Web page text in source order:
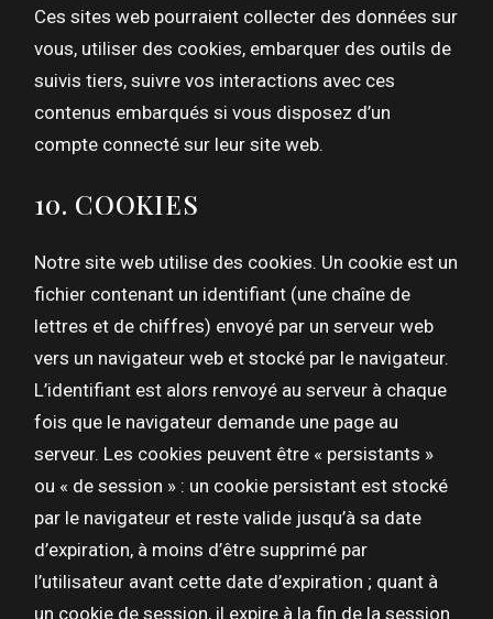
Ces sites web pourraient collecter des données sur
vous, utiliser des cookies, embarquer des outils de
suivis tiers, suivre vos interactions avec ces
contenus embarqués si vous disposez d’un
compte connecté sur leur site web.
10. COOKIES
Notre site web utilise des cookies. Un cookie est un
fichier contenant un identifiant (une chaîne de
lettres et de chiffres) envoyé par un serveur web
vers un navigateur web et stocké par le navigateur.
L’identifiant est alors renvoyé au serveur à chaque
fois que le navigateur demande une page au
serveur. Les cookies peuvent être « persistants »
ou « de session » : un cookie persistant est stocké
par le navigateur et reste valide jusqu’à sa date
d’expiration, à moins d’être supprimé par
l’utilisateur avant cette date d’expiration ; quant à
un cookie de session, il expire à la fin de la session